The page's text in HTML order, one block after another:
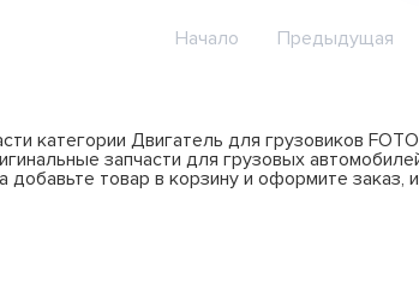
Начало Предыдущая
категории Двигатель для грузовиков
запчасти для грузовых
добавьте товар в корзину и оформите